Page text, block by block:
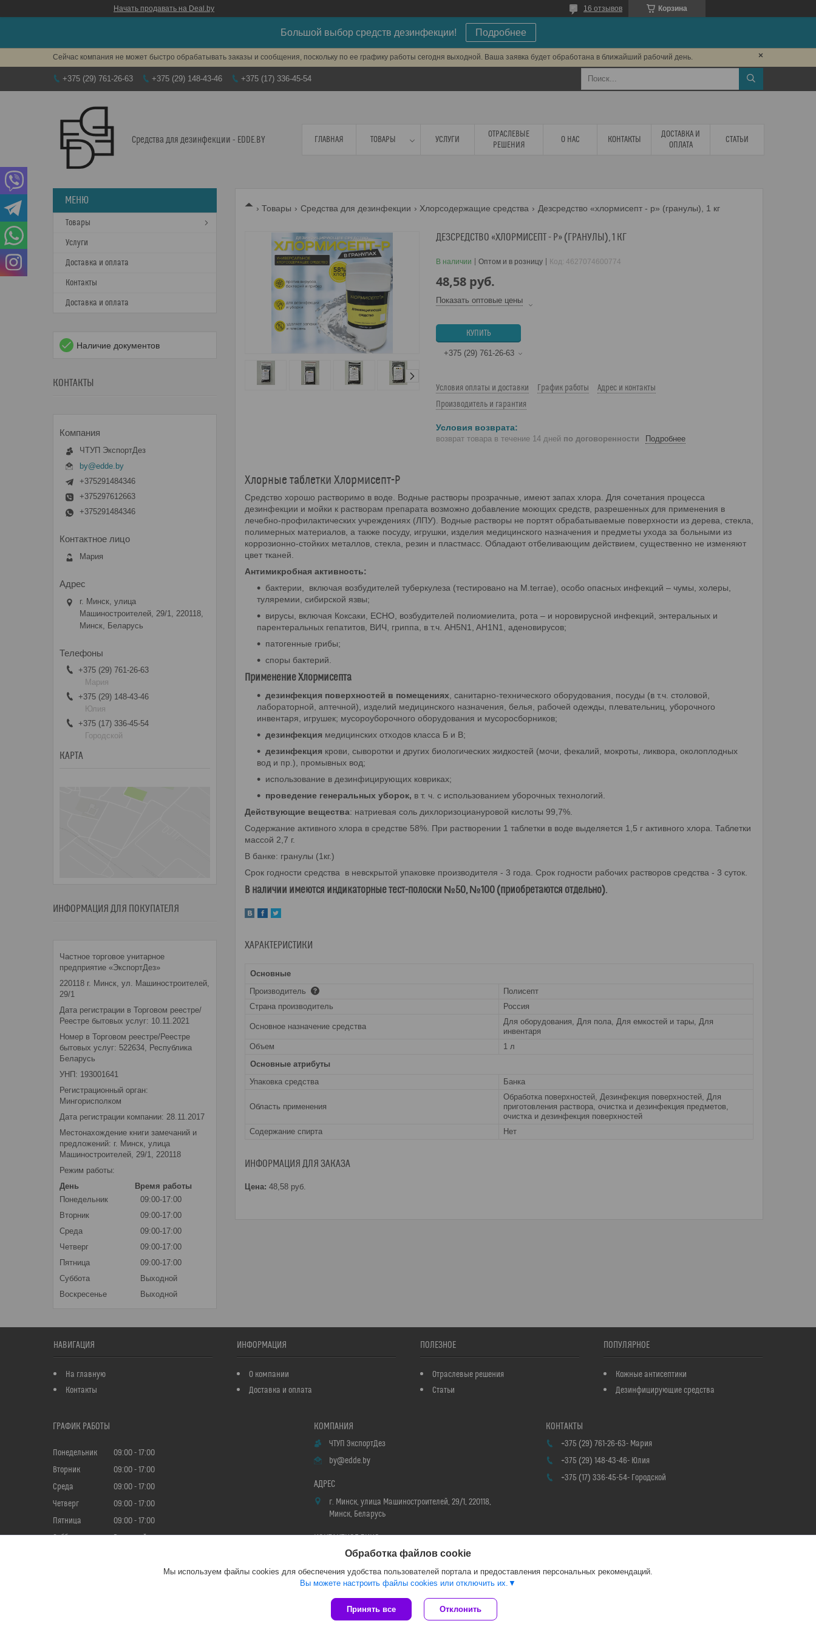
Начать продавать на Deal.by Корзина
16 отзывов
Большой выбор средств дезинфекции! Подробнее
Сейчас компания не может быстро обрабатывать заказы и сообщения, поскольку по ее графику работы сегодня выходной. Ваша заявка будет обработана в ближайший рабочий день.
+375 (29) 761-26-63 +375 (29) 148-43-46 +375 (17) 336-45-54
Средства для дезинфекции - EDDE.BY ГЛАВНАЯ ТОВАРЫ УСЛУГИ
ОТРАСЛЕВЫЕ
РЕШЕНИЯ
О НАС КОНТАКТЫ
ДОСТАВКА И
ОПЛАТА
СТАТЬИ
Товары Средства для дезинфекции Хлорсодержащие средства Дезсредство «хлормисепт - р» (гранулы), 1 кг
ДЕЗСРЕДСТВО «ХЛОРМИСЕПТ - Р» (ГРАНУЛЫ), 1 КГ
В наличии Оптом и в розницу Код: 4627074600774
48,58 руб.
Показать оптовые цены
КУПИТЬ
+375 (29) 761-26-63
Условия оплаты и доставки График работы
Адрес и контакты
Производитель и гарантия
возврат товара в течение 14 дней по договоренности Подробнее
Хлорные таблетки Хлормисепт-Р
Средство хорошо растворимо в воде. Водные растворы прозрачные, имеют запах хлора. Для сочетания процесса
дезинфекции и мойки к растворам препарата возможно добавление моющих средств, разрешенных для применения в
лечебно-профилактических учреждениях (ЛПУ). Водные растворы не портят обрабатываемые поверхности из дерева, стекла,
полимерных материалов, а также посуду, игрушки, изделия медицинского назначения и предметы ухода за больными из
коррозионно-стойких металлов, стекла, резин и пластмасс. Обладают отбеливающим действием, существенно не изменяют
цвет тканей.
Антимикробная активность:
бактерии, включая возбудителей туберкулеза (тестировано на M.terrae), особо опасных инфекций – чумы, холеры,
туляремии, сибирской язвы;
вирусы, включая Коксаки, ЕСНО, возбудителей полиомиелита, рота – и норовирусной инфекций, энтеральных и
парентеральных гепатитов, ВИЧ, гриппа, в т.ч. AH5N1, AH1N1, аденовирусов;
патогенные грибы;
споры бактерий.
Применение Хлормисепта
дезинфекция поверхностей в помещениях , санитарно-технического оборудования, посуды (в т.ч. столовой,
лабораторной, аптечной), изделий медицинского назначения, белья, рабочей одежды, плевательниц, уборочного
инвентаря, игрушек; мусороуборочного оборудования и мусоросборников;
дезинфекция медицинских отходов класса Б и В;
дезинфекция крови, сыворотки и других биологических жидкостей (мочи, фекалий, мокроты, ликвора, околоплодных
вод и пр.), промывных вод;
использование в дезинфицирующих ковриках;
проведение генеральных уборок, в т. ч. с использованием уборочных технологий.
Действующие вещества: натриевая соль дихлоризоциануровой кислоты 99,7%.
Содержание активного хлора в средстве 58%. При растворении 1 таблетки в воде выделяется 1,5 г активного хлора. Таблетки
массой 2,7 г.
В банке: гранулы (1кг.)
Срок годности средства в невскрытой упаковке производителя - 3 года. Срок годности рабочих растворов средства - 3 суток.
В наличии имеются индикаторные тест-полоски №50, №100 (приобретаются отдельно).
ХАРАКТЕРИСТИКИ
Основные
Производитель
Полисепт
Страна производитель
Россия
Основное назначение средства
Для оборудования, Для пола, Для емкостей и тары, Для
инвентаря
Объем
1 л
Основные атрибуты
Упаковка средства
Банка
Область применения
Обработка поверхностей, Дезинфекция поверхностей, Для
приготовления раствора, очистка и дезинфекция предметов,
очистка и дезинфекция поверхностей
Содержание спирта
Нет
ИНФОРМАЦИЯ ДЛЯ ЗАКАЗА
Цена: 48,58 руб.
Товары
Услуги
Доставка и оплата
Контакты
Доставка и оплата
Наличие документов
КОНТАКТЫ
ЧТУП ЭкспортДез
by@edde.by
+375291484346
+375297612663
+375291484346
Мария
г. Минск, улица
Машиностроителей, 29/1, 220118,
Минск, Беларусь
+375 (29) 761-26-63
Мария
+375 (29) 148-43-46
Юлия
+375 (17) 336-45-54
Городской
КАРТА
ИНФОРМАЦИЯ ДЛЯ ПОКУПАТЕЛЯ
Частное торговое унитарное
предприятие «ЭкспортДез»
220118 г. Минск, ул. Машиностроителей,
29/1
Дата регистрации в Торговом реестре/
Реестре бытовых услуг: 10.11.2021
Номер в Торговом реестре/Реестре
бытовых услуг: 522634, Республика
Беларусь
УНП: 193001641
Регистрационный орган:
Мингорисполком
Дата регистрации компании: 28.11.2017
Местонахождение книги замечаний и
предложений: г. Минск, улица
Машиностроителей, 29/1, 220118
Режим работы:
День
Время работы
Понедельник
09:00-17:00
Вторник
09:00-17:00
Среда
09:00-17:00
Четверг
09:00-17:00
Пятница
09:00-17:00
Суббота
Выходной
Воскресенье
Выходной
НАВИГАЦИЯ
На главную
Контакты
ИНФОРМАЦИЯ
О компании
Доставка и оплата
ПОЛЕЗНОЕ
Отраслевые решения
Статьи
ПОПУЛЯРНОЕ
Кожные антисептики
Дезинфицирующие средства
ГРАФИК РАБОТЫ
Понедельник 09:00
17:00
Вторник
09:00
17:00
Среда
09:00
17:00
Четверг
09:00
17:00
Пятница
09:00
17:00
Суббота
Выходной
ЧТУП ЭкспортДез
by@edde.by
г. Минск, улица Машиностроителей, 29/1, 220118,
Минск, Беларусь
Мария
+375 (29) 761-26-63 Мария
+375 (29) 148-43-46 Юлия
+375 (17) 336-45-54 Городской
Сайт создан на платформе Deal.by
Политика обработки файлов cookies
Обработка файлов cookie
Мы используем файлы cookies для обеспечения удобства пользователей портала и предоставления персональных рекомендаций.
Вы можете настроить файлы cookies или отключить их.
Принять все Отклонить